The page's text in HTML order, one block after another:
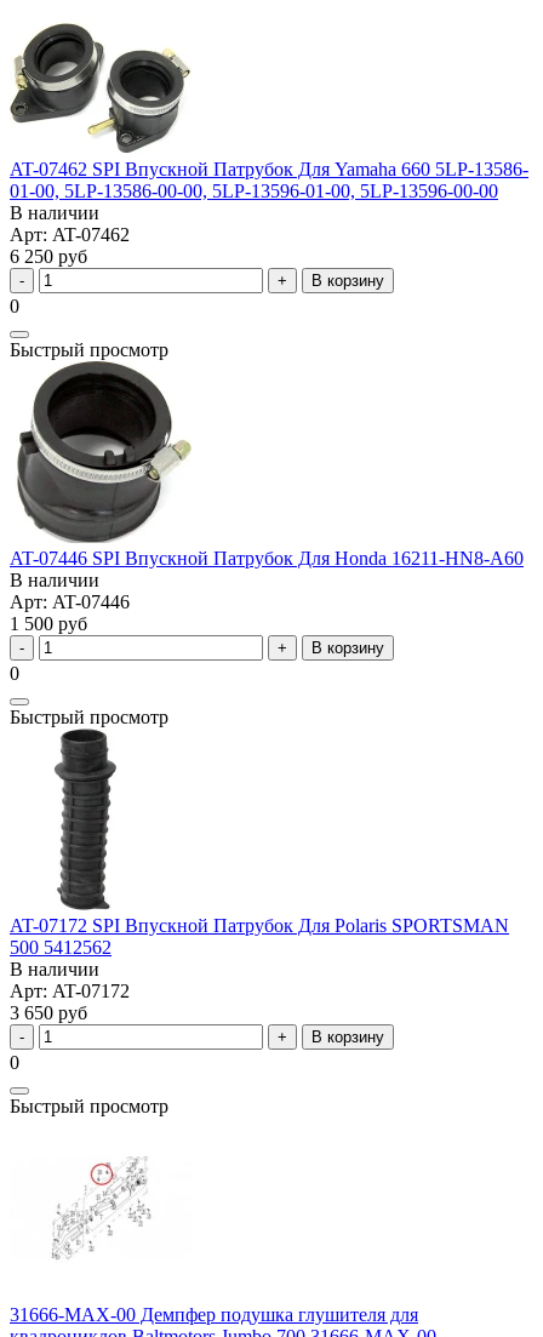
AT-07462 SPI Впускной Патрубок Для Yamaha 660 5LP-13586-
01-00, 5LP-13586-00-00, 5LP-13596-01-00, 5LP-13596-00-00
В наличии
Арт: AT-07462
6 250 руб
В корзину
0
Быстрый просмотр
AT-07446 SPI Впускной Патрубок Для Honda 16211-HN8-A60
В наличии
Арт: AT-07446
1 500 руб
В корзину
0
Быстрый просмотр
AT-07172 SPI Впускной Патрубок Для Polaris SPORTSMAN
500 5412562
В наличии
Арт: AT-07172
3 650 руб
В корзину
0
Быстрый просмотр
31666-MAX-00 Демпфер подушка глушителя для